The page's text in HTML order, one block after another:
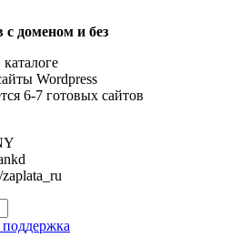
доменом и без
Wordpress
6-7 готовых сайтов